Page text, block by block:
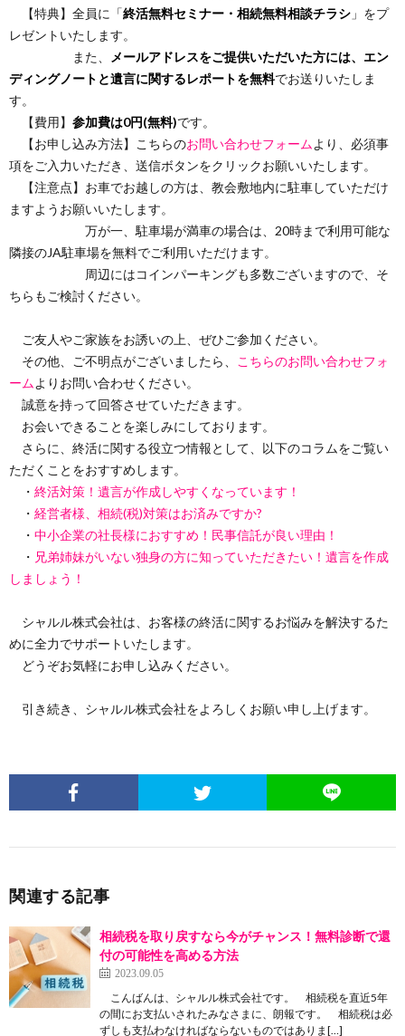
【特典】全員に「終活無料セミナー・相続無料相談チラシ 」をプ
レゼントいたします。
また、
メールアドレスをご提供いただいた方には、エン
ディングノートと遺言に関するレポートを無料でお送りいたしま
す。
【費用】 参加費は0円(無料)です。
【お申し込み方法】こちらのお問い合わせフォームより、必須事
項をご入力いただき、送信ボタンをクリックお願いいたします。
【注意点】お車でお越しの方は、教会敷地内に駐車していただけ
ますようお願いいたします。
万が一、駐車場が満車の場合は、20時まで利用可能な
隣接のJA駐車場を無料でご利用いただけます。
周辺にはコインパーキングも多数ございますので、そ
ちらもご検討ください。
ご友人やご家族をお誘いの上、ぜひご参加ください。
その他、ご不明点がございましたら、
こちらのお問い合わせフォ
ームよりお問い合わせください。
誠意を持って回答させていただきます。
お会いできることを楽しみにしております。
さらに、終活に関する役立つ情報として、以下のコラムをご覧い
ただくことをおすすめします。
・ 終活対策！遺言が作成しやすくなっています！
・ 経営者様、相続(税)対策はお済みですか?
・ 中小企業の社長様におすすめ！民事信託が良い理由！
・ 兄弟姉妹がいない独身の方に知っていただきたい！遺言を作成
しましょう！
シャルル株式会社は、お客様の終活に関するお悩みを解決するた
めに全力でサポートいたします。
どうぞお気軽にお申し込みください。
引き続き、シャルル株式会社をよろしくお願い申し上げます。
関連する記事
相続税を取り戻すなら今がチャンス！無料診断で還
付の可能性を高める方法
2023.09.05
こんばんは、シャルル株式会社です。 相続税を直近5年
の間にお支払いされたみなさまに、朗報です。 相続税は必
ずしも支払わなければならないものではありま[…]